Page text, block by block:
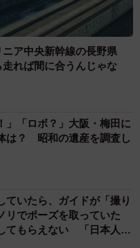
ア中央新幹線の長野県
れば間に合うんじゃな
」「ロボ？」大阪・梅田に
は？ 昭和の遺産を調査し
ていたら、ガイドが「撮り
リでポーズを取っていた
てもらえない 「日本人は
6時間で3万円払った」